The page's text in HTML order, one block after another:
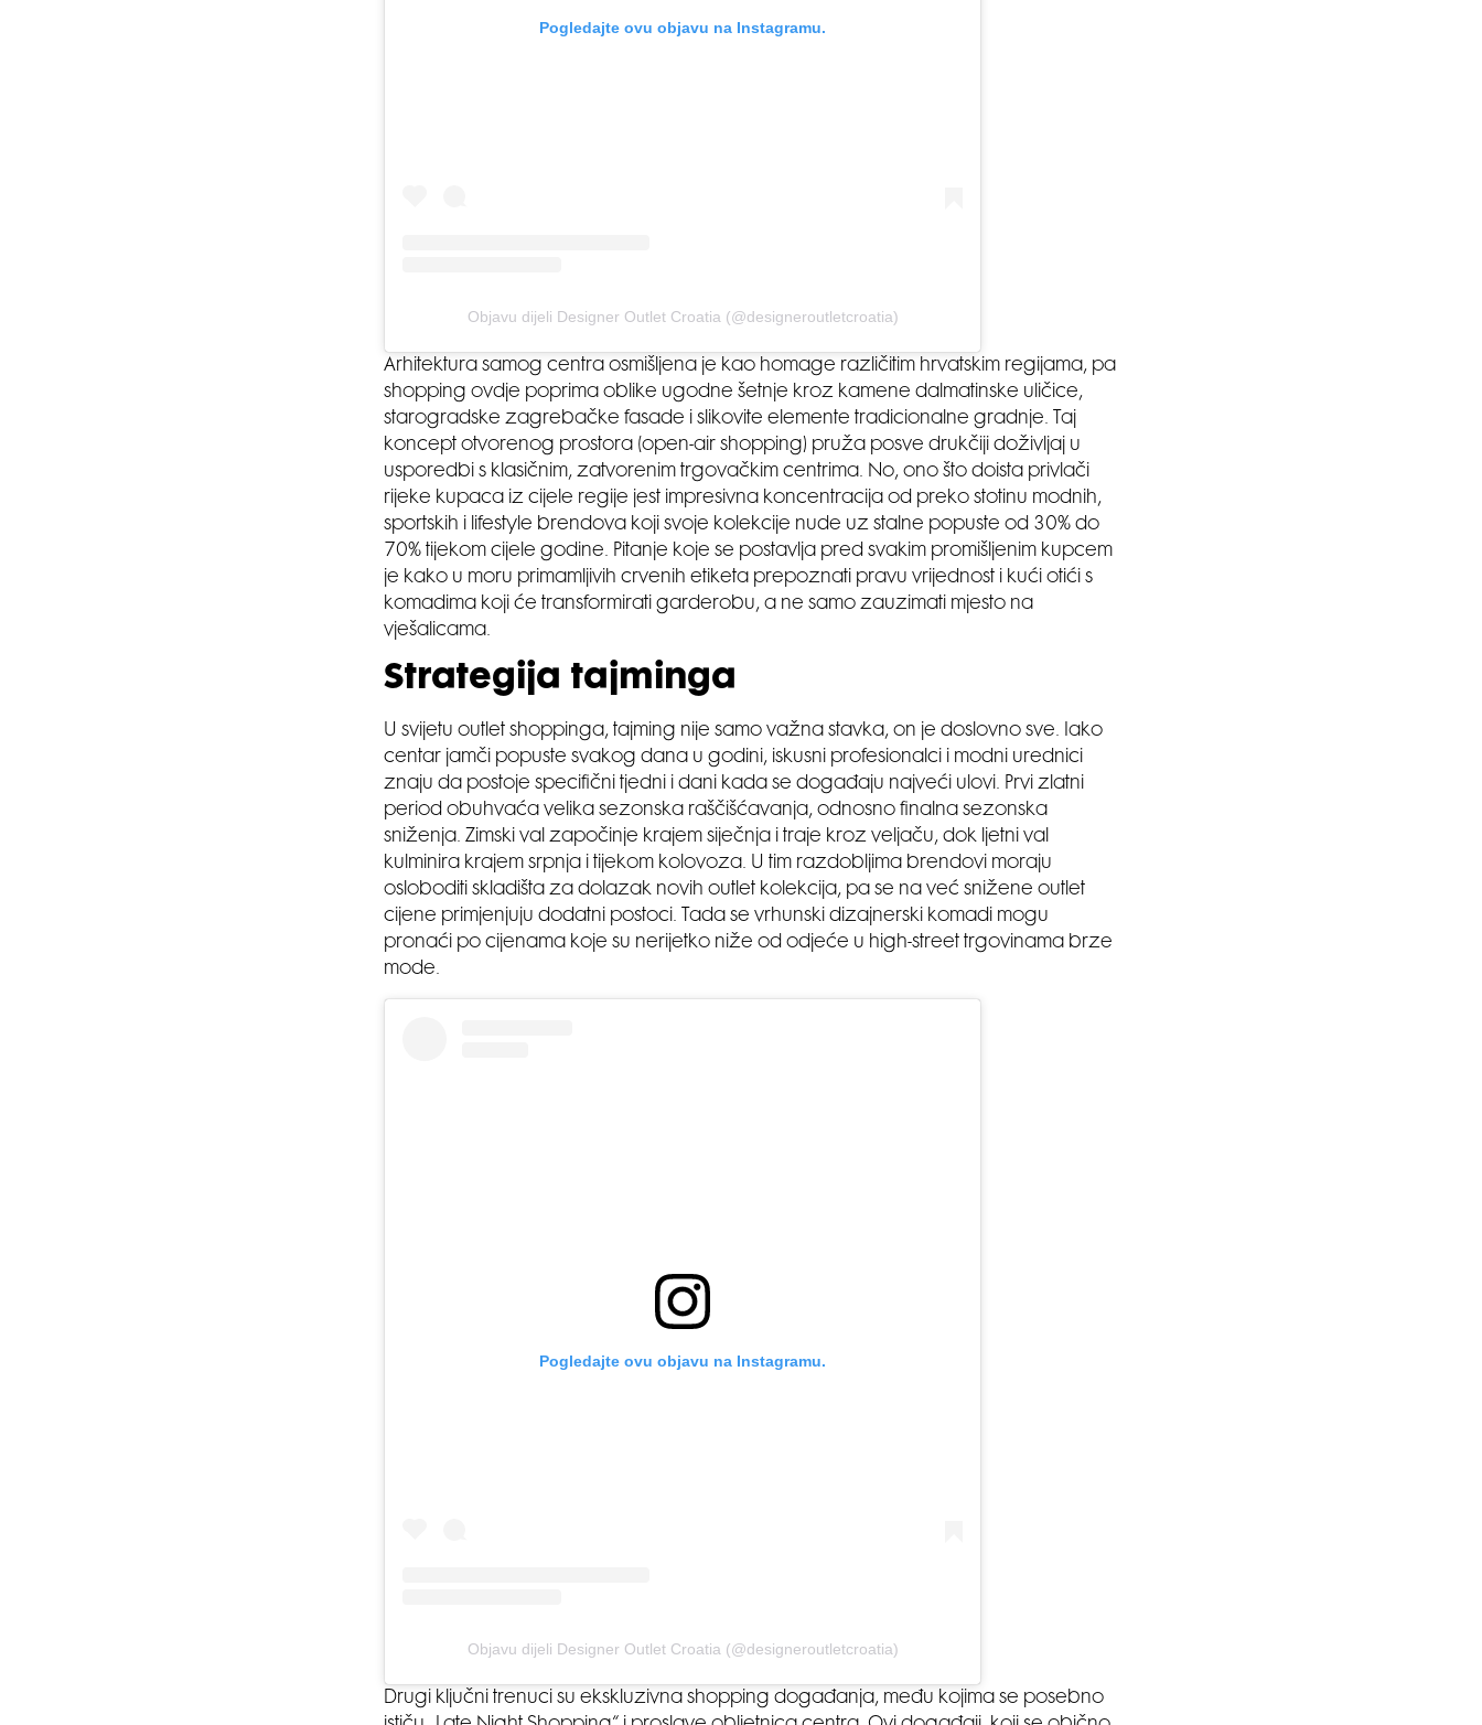
Pogledajte ovu objavu na Instagramu.
Objavu dijeli Designer Outlet Croatia (@designeroutletcroatia)
Arhitektura samog centra osmišljena je kao homage različitim hrvatskim regijama, pa
shopping ovdje poprima oblike ugodne šetnje kroz kamene dalmatinske uličice,
starogradske zagrebačke fasade i slikovite elemente tradicionalne gradnje. Taj
koncept otvorenog prostora (open-air shopping) pruža posve drukčiji doživljaj u
usporedbi s klasičnim, zatvorenim trgovačkim centrima. No, ono što doista privlači
rijeke kupaca iz cijele regije jest impresivna koncentracija od preko stotinu modnih,
sportskih i lifestyle brendova koji svoje kolekcije nude uz stalne popuste od 30% do
70% tijekom cijele godine. Pitanje koje se postavlja pred svakim promišljenim kupcem
je kako u moru primamljivih crvenih etiketa prepoznati pravu vrijednost i kući otići s
komadima koji će transformirati garderobu, a ne samo zauzimati mjesto na
vješalicama.
Strategija tajminga
U svijetu outlet shoppinga, tajming nije samo važna stavka, on je doslovno sve. Iako
centar jamči popuste svakog dana u godini, iskusni profesionalci i modni urednici
znaju da postoje specifični tjedni i dani kada se događaju najveći ulovi. Prvi zlatni
period obuhvaća velika sezonska raščišćavanja, odnosno finalna sezonska
sniženja. Zimski val započinje krajem siječnja i traje kroz veljaču, dok ljetni val
kulminira krajem srpnja i tijekom kolovoza. U tim razdobljima brendovi moraju
osloboditi skladišta za dolazak novih outlet kolekcija, pa se na već snižene outlet
cijene primjenjuju dodatni postoci. Tada se vrhunski dizajnerski komadi mogu
pronaći po cijenama koje su nerijetko niže od odjeće u high-street trgovinama brze
mode.
Pogledajte ovu objavu na Instagramu.
Objavu dijeli Designer Outlet Croatia (@designeroutletcroatia)
Drugi ključni trenuci su ekskluzivna shopping događanja, među kojima se posebno